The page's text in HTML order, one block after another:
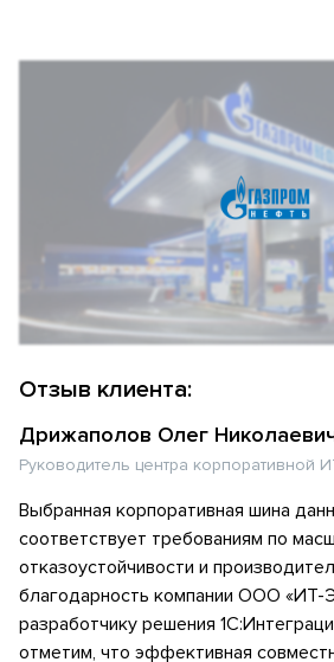
Отзыв клиента:
Дрижаполов Олег
Руководитель центра корпоративной
Выбранная корпоративная шина
соответствует требованиям по
отказоустойчивости и
благодарность компании ООО «ИТ-
разработчику решения
отметим, что эффективная